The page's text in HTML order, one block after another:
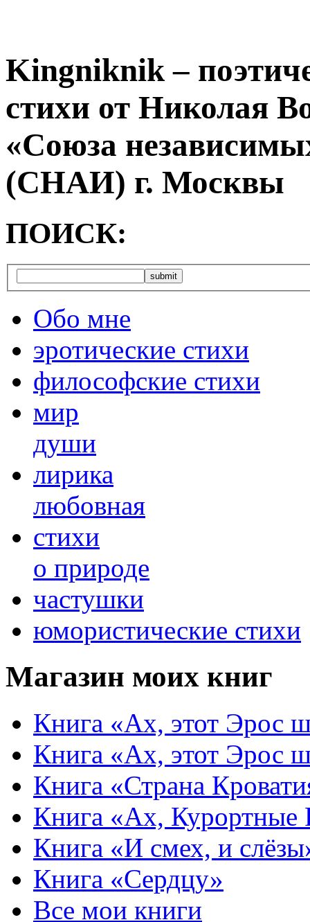
Kingniknik –
стихи от Николая
«Союза
(СНАИ) г. Москвы
ПОИСК:
Обо мне
эротические стихи
философские стихи
мир
души
лирика
любовная
cтихи
о природе
частушки
юмористические стихи
Магазин моих книг
Книга «Ах, этот Эрос
Книга «Ах, этот Эрос
Книга «Страна
Книга «Ах,
Книга «И смех, и
Книга «Сердцу»
Все мои книги